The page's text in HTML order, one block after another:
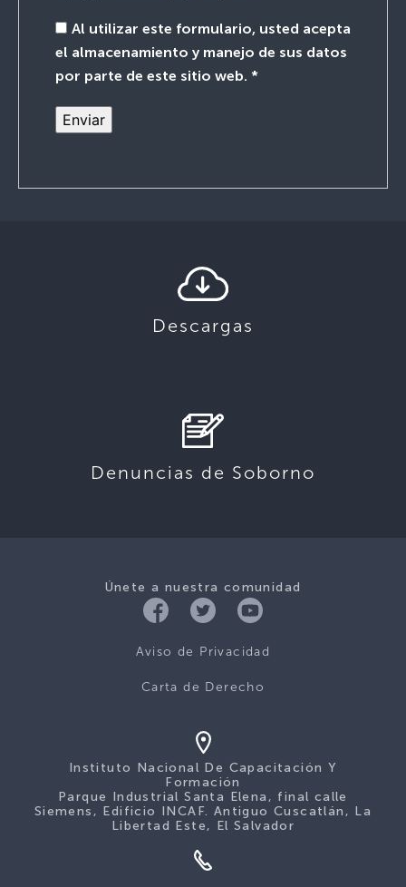
Al utilizar este formulario, usted acepta
el almacenamiento y manejo de sus datos
por parte de este sitio web. *
Descargas
Denuncias de Soborno
Únete a nuestra comunidad
Aviso de Privacidad
Carta de Derecho
Instituto Nacional De Capacitación Y
Formación
Parque Industrial Santa Elena, final calle
Siemens, Edificio INCAF. Antiguo Cuscatlán, La
Libertad Este, El Salvador